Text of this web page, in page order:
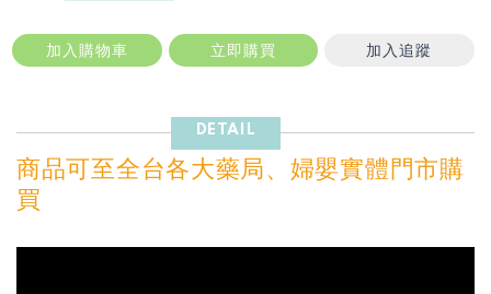
加入購物車 立即購買 加入追蹤
DETAIL
商品可至全台各大藥局、婦嬰實體門市購
買